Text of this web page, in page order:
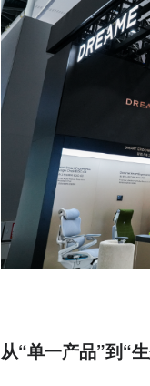
从“单一产品”到“